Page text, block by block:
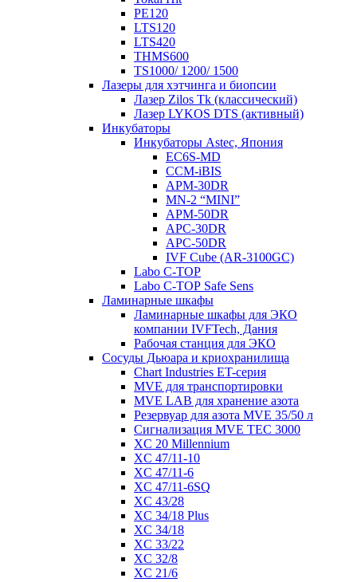
PE120
LTS120
LTS420
THMS600
TS1000/ 1200/ 1500
Лазеры для хэтчинга и биопсии
Лазер Zilos Tk (классический)
Лазер LYKOS DTS (активный)
Инкубаторы
Инкубаторы Astec, Япония
EC6S-MD
CCM-iBIS
APM-30DR
MN-2 “MINI”
APM-50DR
APC-30DR
APC-50DR
IVF Cube (AR-3100GC)
Labo С-ТОР
Labo С-ТОР Safe Sens
Ламинарные шкафы
Ламинарные шкафы для ЭКО
компании IVFTech, Дания
Рабочая станция для ЭКО
Сосуды Дьюара и криохранилища
Chart Industries ET-серия
MVE для транспортировки
MVE LAB для хранение азота
Резервуар для азота MVE 35/50 л
Сигнализация MVE TEC 3000
XC 20 Millennium
XC 47/11-10
XC 47/11-6
XC 47/11-6SQ
XC 43/28
XC 34/18 Plus
XC 34/18
XC 33/22
XC 32/8
XC 21/6